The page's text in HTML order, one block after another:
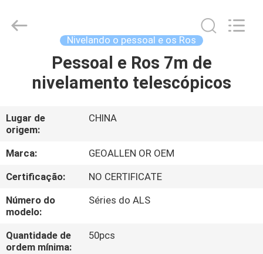
SOBRE
NÓS
EXCURSÃO
DA
FÁBRICA
GEO-
ALLEN
Nivelando o pessoal e os Ros
Pessoal e Ros 7m de
nivelamento telescópicos
Lugar de
origem:
CHINA
Marca:
GEOALLEN OR OEM
Certificação:
NO CERTIFICATE
Número do
modelo:
Séries do ALS
Quantidade de
ordem mínima:
50pcs